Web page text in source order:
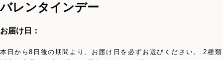
バレンタインデー
お届け日：
本日から8日後の期間より、お届け日を必ずお選びください。 2種類